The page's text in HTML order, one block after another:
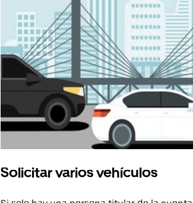
Solicitar varios vehículos